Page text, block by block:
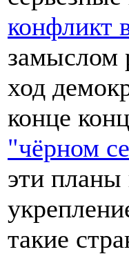
конфликт
замыслом
ход
конце
"чёрном
эти планы
такие